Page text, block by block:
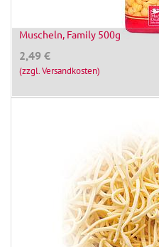
Muscheln, Family 500g
2,49 €
(zzgl. Versandkosten)